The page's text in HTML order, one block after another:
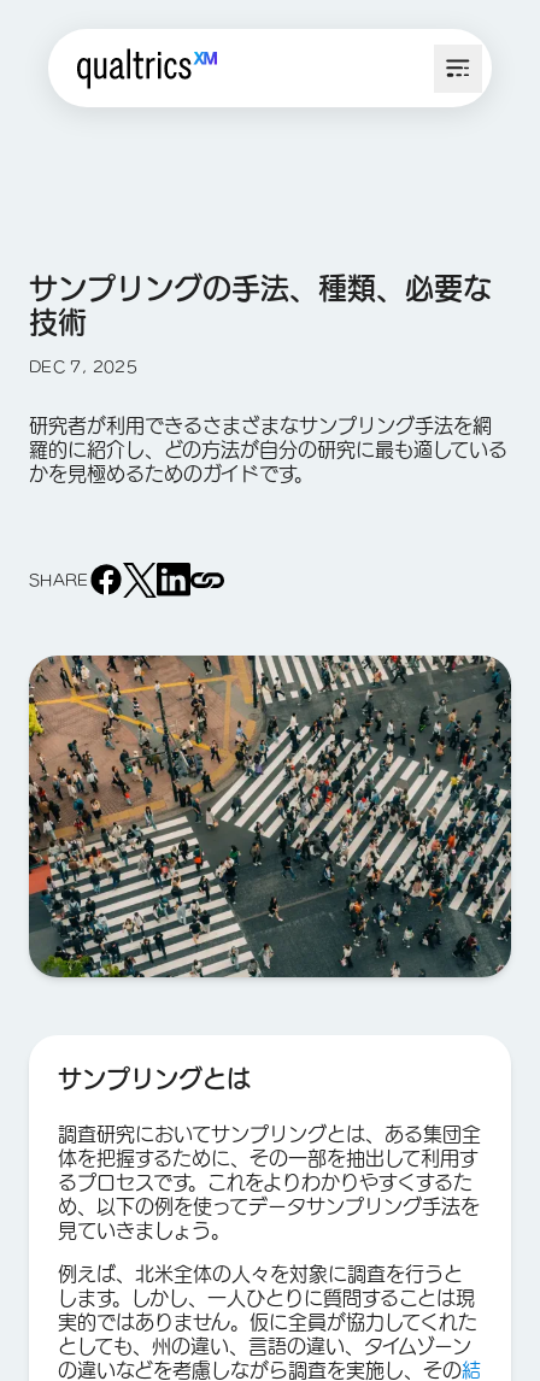
サンプリングの手法、種類、必要な
技術
DEC 7, 2025
研究者が利用できるさまざまなサンプリング手法を網
羅的に紹介し、どの方法が自分の研究に最も適している
かを見極めるためのガイドです。
SHARE
サンプリングとは
調査研究においてサンプリングとは、ある集団全
体を把握するために、その一部を抽出して利用す
るプロセスです。これをよりわかりやすくするた
め、以下の例を使ってデータサンプリング手法を
見ていきましょう。
例えば、北米全体の人々を対象に調査を行うと
します。しかし、一人ひとりに質問することは現
実的ではありません。仮に全員が協力してくれた
としても、州の違い、言語の違い、タイムゾーン
の違いなどを考慮しながら調査を実施し、その結